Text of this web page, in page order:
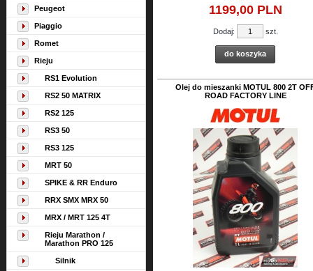
Peugeot
Piaggio
Romet
Rieju
RS1 Evolution
RS2 50 MATRIX
RS2 125
RS3 50
RS3 125
MRT 50
SPIKE & RR Enduro
RRX SMX MRX 50
MRX / MRT 125 4T
Rieju Marathon /
Marathon PRO 125
Silnik
1199,00PLN
Dodaj: szt.
do koszyka
Olej do mieszanki MOTUL 800 2T
ROAD FACTORY LINE